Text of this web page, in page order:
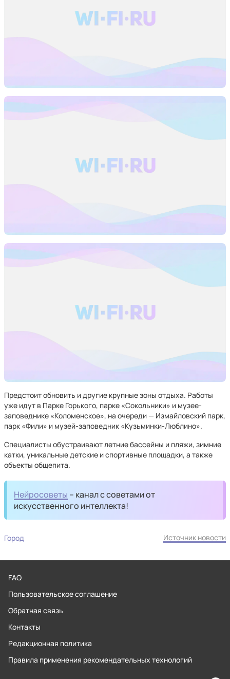
Предстоит обновить и другие крупные зоны отдыха. Работы
уже идут в Парке Горького, парке «Сокольники» и музее-
заповеднике «Коломенское», на очереди — Измайловский парк,
парк «Фили» и музей-заповедник «Кузьминки-Люблино».
Специалисты обустраивают летние бассейны и пляжи, зимние
катки, уникальные детские и спортивные площадки, а также
объекты общепита.
Нейросоветы – канал с советами от
искусственного интеллекта!
Город Источник новости
FAQ
Пользовательское соглашение
Обратная связь
Контакты
Редакционная политика
Правила применения рекомендательных технологий